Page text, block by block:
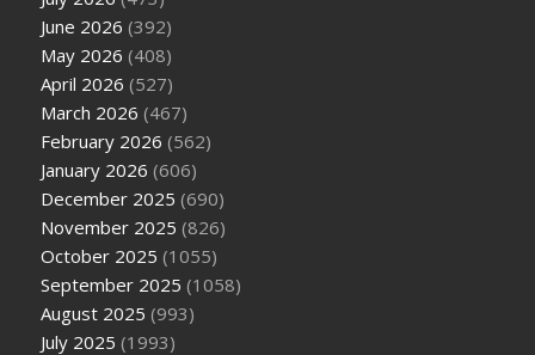
June 2026 (392)
May 2026 (408)
April 2026 (527)
March 2026 (467)
February 2026 (562)
January 2026 (606)
December 2025 (690)
November 2025 (826)
October 2025 (1055)
September 2025 (1058)
August 2025 (993)
July 2025 (1993)